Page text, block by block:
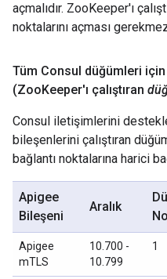
açmalıdır. ZooKeeper'ı
noktalarını açması
Tüm Consul düğümleri için
(ZooKeeper'ı çalıştıran
Consul iletişimlerini
bileşenlerini çalıştıran
bağlantı noktalarına harici
Apigee
Bileşeni
Aralık
Apigee
mTLS
10.700 -
10.799
1